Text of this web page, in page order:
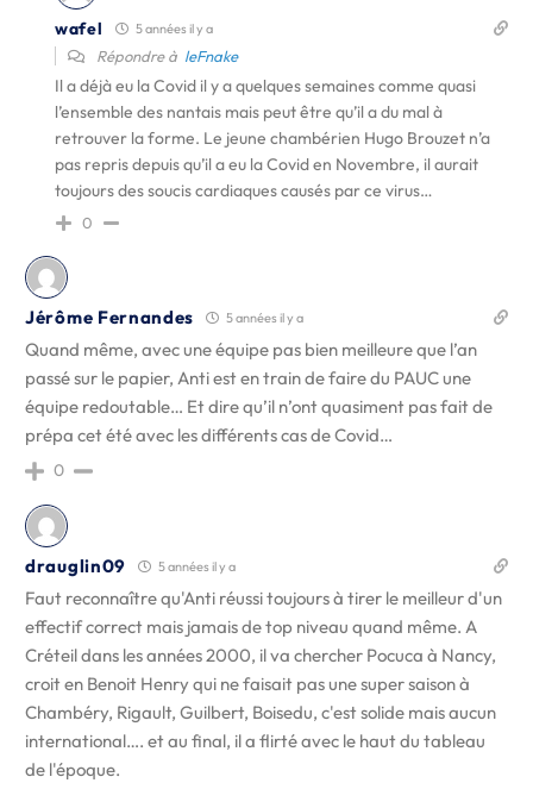
wafel 5 années il y a
Répondre à leFnake
Il a déjà eu la Covid il y a quelques semaines comme quasi
l’ensemble des nantais mais peut être qu’il a du mal à
retrouver la forme. Le jeune chambérien Hugo Brouzet n’a
pas repris depuis qu’il a eu la Covid en Novembre, il aurait
toujours des soucis cardiaques causés par ce virus…
0
Jérôme Fernandes 5 années il y a
Quand même, avec une équipe pas bien meilleure que l’an
passé sur le papier, Anti est en train de faire du PAUC une
équipe redoutable… Et dire qu’il n’ont quasiment pas fait de
prépa cet été avec les différents cas de Covid…
0
drauglin09 5 années il y a
Faut reconnaître qu'Anti réussi toujours à tirer le meilleur d'un
effectif correct mais jamais de top niveau quand même. A
Créteil dans les années 2000, il va chercher Pocuca à Nancy,
croit en Benoit Henry qui ne faisait pas une super saison à
Chambéry, Rigault, Guilbert, Boisedu, c'est solide mais aucun
international…. et au final, il a flirté avec le haut du tableau
de l'époque.